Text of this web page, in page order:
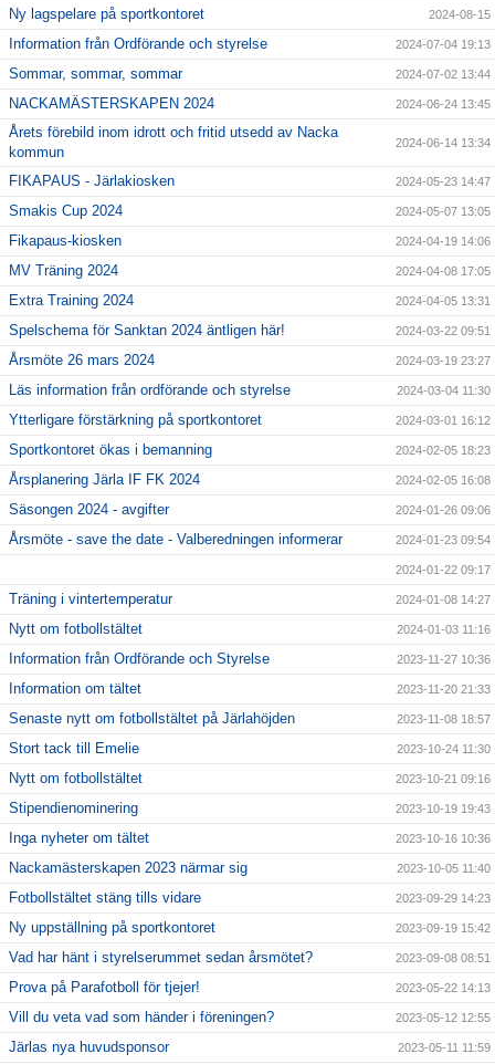
Ny lagspelare på sportkontoret 2024-08-15
Information från Ordförande och styrelse 2024-07-04 19:13
Sommar, sommar, sommar 2024-07-02 13:44
NACKAMÄSTERSKAPEN 2024 2024-06-24 13:45
Årets förebild inom idrott och fritid utsedd av Nacka
kommun
2024-06-14 13:34
FIKAPAUS - Järlakiosken 2024-05-23 14:47
Smakis Cup 2024 2024-05-07 13:05
Fikapaus-kiosken 2024-04-19 14:06
MV Träning 2024 2024-04-08 17:05
Extra Training 2024 2024-04-05 13:31
Spelschema för Sanktan 2024 äntligen här! 2024-03-22 09:51
Årsmöte 26 mars 2024 2024-03-19 23:27
Läs information från ordförande och styrelse 2024-03-04 11:30
Ytterligare förstärkning på sportkontoret 2024-03-01 16:12
Sportkontoret ökas i bemanning 2024-02-05 18:23
Årsplanering Järla IF FK 2024 2024-02-05 16:08
Säsongen 2024 - avgifter 2024-01-26 09:06
Årsmöte - save the date - Valberedningen informerar 2024-01-23 09:54
2024-01-22 09:17
Träning i vintertemperatur 2024-01-08 14:27
Nytt om fotbollstältet 2024-01-03 11:16
Information från Ordförande och Styrelse 2023-11-27 10:36
Information om tältet 2023-11-20 21:33
Senaste nytt om fotbollstältet på Järlahöjden 2023-11-08 18:57
Stort tack till Emelie 2023-10-24 11:30
Nytt om fotbollstältet 2023-10-21 09:16
Stipendienominering 2023-10-19 19:43
Inga nyheter om tältet 2023-10-16 10:36
Nackamästerskapen 2023 närmar sig 2023-10-05 11:40
Fotbollstältet stäng tills vidare 2023-09-29 14:23
Ny uppställning på sportkontoret 2023-09-19 15:42
Vad har hänt i styrelserummet sedan årsmötet? 2023-09-08 08:51
Prova på Parafotboll för tjejer! 2023-05-22 14:13
Vill du veta vad som händer i föreningen? 2023-05-12 12:55
Järlas nya huvudsponsor 2023-05-11 11:59